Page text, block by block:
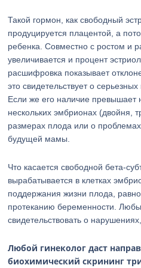
Такой гормон, как свободный
продуцируется плацентой, а
ребенка. Совместно с ростом и
увеличивается и процент
расшифровка показывает
это свидетельствует о
Если же его наличие превышает
нескольких эмбрионах (двойня,
размерах плода или о
будущей мамы.
Что касается свободной бета-
вырабатывается в клетках
поддержания жизни плода,
протеканию беременности.
свидетельствовать о
Любой гинеколог даст
биохимический скрининг